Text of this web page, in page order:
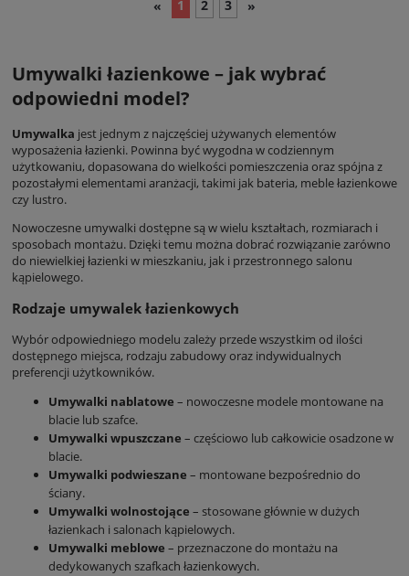
« 1 2 3 »
Umywalki łazienkowe – jak wybrać
odpowiedni model?
Umywalka jest jednym z najczęściej używanych elementów
wyposażenia łazienki. Powinna być wygodna w codziennym
użytkowaniu, dopasowana do wielkości pomieszczenia oraz spójna z
pozostałymi elementami aranżacji, takimi jak bateria, meble łazienkowe
czy lustro.
Nowoczesne umywalki dostępne są w wielu kształtach, rozmiarach i
sposobach montażu. Dzięki temu można dobrać rozwiązanie zarówno
do niewielkiej łazienki w mieszkaniu, jak i przestronnego salonu
kąpielowego.
Rodzaje umywalek łazienkowych
Wybór odpowiedniego modelu zależy przede wszystkim od ilości
dostępnego miejsca, rodzaju zabudowy oraz indywidualnych
preferencji użytkowników.
Umywalki nablatowe – nowoczesne modele montowane na
blacie lub szafce.
Umywalki wpuszczane – częściowo lub całkowicie osadzone w
blacie.
Umywalki podwieszane – montowane bezpośrednio do
ściany.
Umywalki wolnostojące – stosowane głównie w dużych
łazienkach i salonach kąpielowych.
Umywalki meblowe – przeznaczone do montażu na
dedykowanych szafkach łazienkowych.